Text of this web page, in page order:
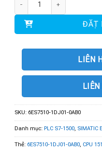
ĐẶT
LIÊN
LIÊN
SKU: 6ES7510-1DJ01-0AB0
Danh mục: PLC S7-1500, SIMATIC
Thẻ: 6ES7510-1DJ01-0AB0, CPU